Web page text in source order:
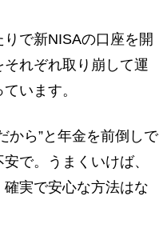
で新NISAの口座を開
れぞれ取り崩して運
います。
から”と年金を前倒しで
で。うまくいけば、
実で安心な方法はな